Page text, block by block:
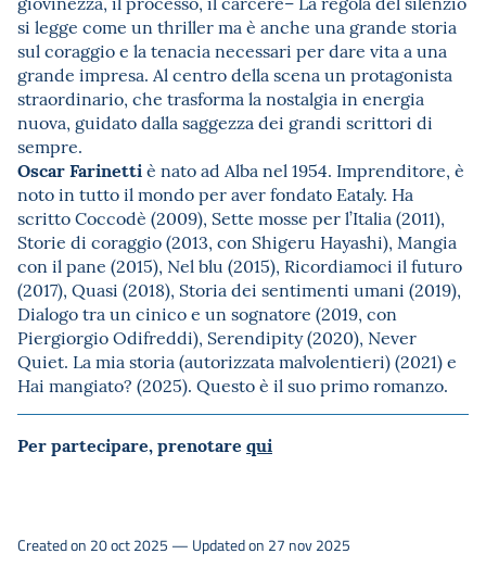
si legge come un thriller ma è anche una grande storia
sul coraggio e la tenacia necessari per dare vita a una
grande impresa. Al centro della scena un protagonista
straordinario, che trasforma la nostalgia in energia
nuova, guidato dalla saggezza dei grandi scrittori di
sempre.
Oscar Farinettiè nato ad Alba nel 1954. Imprenditore, è
noto in tutto il mondo per aver fondato Eataly. Ha
scritto Coccodè (2009), Sette mosse per l’Italia (2011),
Storie di coraggio (2013, con Shigeru Hayashi), Mangia
con il pane (2015), Nel blu (2015), Ricordiamoci il futuro
(2017), Quasi (2018), Storia dei sentimenti umani (2019),
Dialogo tra un cinico e un sognatore (2019, con
Piergiorgio Odifreddi), Serendipity (2020), Never
Quiet. La mia storia (autorizzata malvolentieri) (2021) e
Hai mangiato? (2025). Questo è il suo primo romanzo.
Per partecipare, prenotare qui
Created on 20 oct 2025 — Updated on 27 nov 2025